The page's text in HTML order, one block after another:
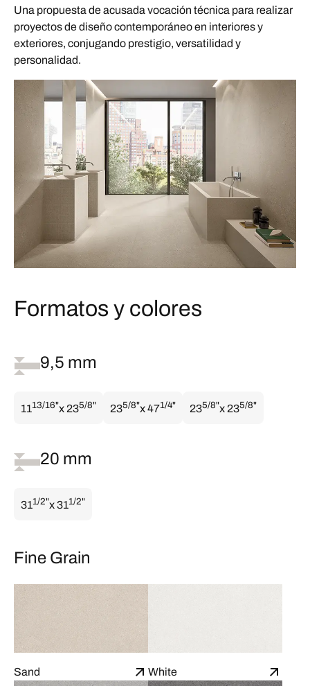
Una propuesta de acusada vocación técnica para realizar
proyectos de diseño contemporáneo en interiores y
exteriores, conjugando prestigio, versatilidad y
personalidad.
Formatos y colores
9,5 mm
1113/16"x 235/8" 235/8"x 471/4" 235/8"x 235/8"
20 mm
311/2"x 311/2"
Fine Grain
Sand White